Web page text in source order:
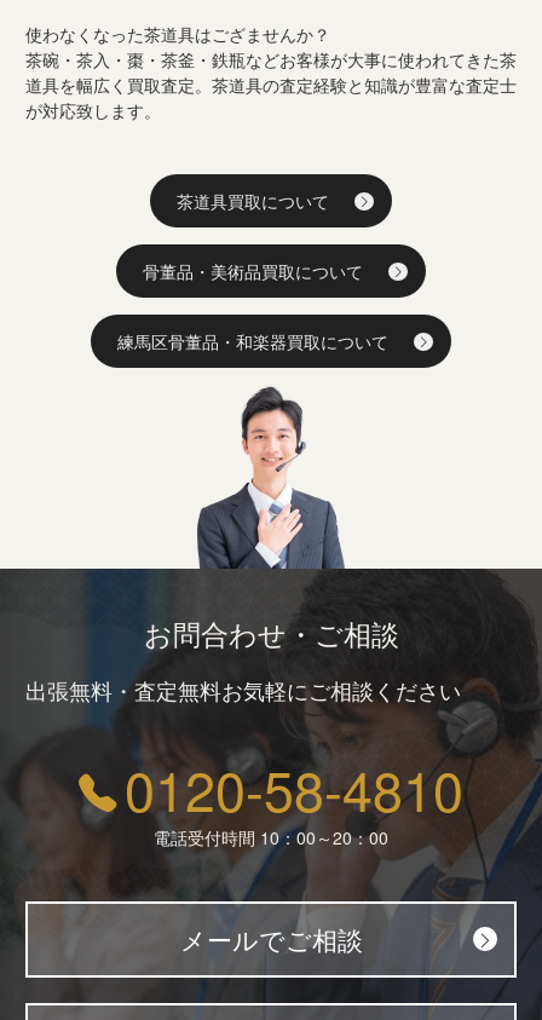
使わなくなった茶道具はござませんか？
茶碗・茶入・棗・茶釜・鉄瓶などお客様が大事に使われてきた茶
道具を幅広く買取査定。茶道具の査定経験と知識が豊富な査定士
が対応致します。
茶道具買取について
骨董品・美術品買取について
練馬区骨董品・和楽器買取について
お問合わせ・ご相談
出張無料・査定無料お気軽にご相談ください
0120-58-4810
電話受付時間 10：00～20：00
メールでご相談